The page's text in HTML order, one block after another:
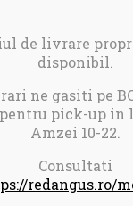
Livrare in
17 ron
mici de 150 ron
Program comenzi:
DUMINICA
de livrare
disponibil.
ne gasiti pe
pentru pick-up in
Amzei 10-22.
Consultati
redangus.ro/